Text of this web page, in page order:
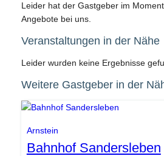
Leider hat der Gastgeber im
Angebote bei uns.
Veranstaltungen in der Nähe
Leider wurden keine Ergebnisse
Weitere Gastgeber in der
Arnstein
Bahnhof Sandersleben